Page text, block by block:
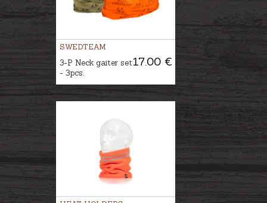
SWEDTEAM
17.00 €
3-P Neck gaiter set
- 3pcs.